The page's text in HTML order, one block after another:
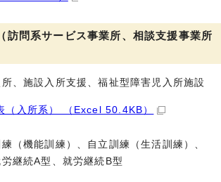
訪問系サービス事業所、相談支援事業所
、施設入所支援、福祉型障害児入所施設
（入所系） （Excel 50.4KB）
（機能訓練）、自立訓練（生活訓練）、
継続A型、就労継続B型